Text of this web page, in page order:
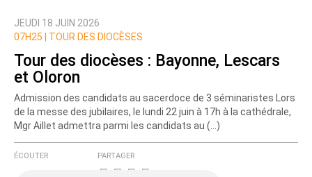
JEUDI 18 JUIN 2026
07H25 |
TOUR DES DIOCÈSES
Tour des diocèses : Bayonne, Lescars
et Oloron
Admission des candidats au sacerdoce de 3 séminaristes Lors
de la messe des jubilaires, le lundi 22 juin à 17h à la cathédrale,
Mgr Aillet admettra parmi les candidats au (…)
ÉCOUTER PARTAGER